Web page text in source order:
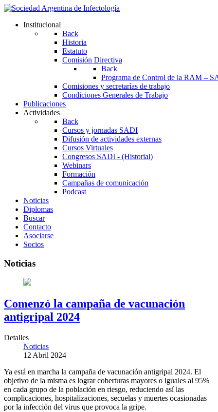
Institucional
Back
Historia
Estatuto
Comisión Directiva
Back
Programa de Control de la RAM –
Comisiones y secretarías de trabajo
Condiciones Generales de Trabajo
Publicaciones
Actividades
Back
Cursos y jornadas SADI
Difusión de actividades externas
Cursos Virtuales
Congresos SADI - (Historial)
Webinars
Formación
Campañas de comunicación
Podcast
Noticias
Diplomas
Buscar
Contacto
Asociarse
Socios
Noticias
Comenzó la campaña de vacunación
antigripal 2024
Detalles
Noticias
12 Abril 2024
Ya está en marcha la campaña de vacunación antigripal 2024. El
objetivo de la misma es lograr coberturas mayores o iguales al 95%
en cada grupo de la población en riesgo, reduciendo así las
complicaciones, hospitalizaciones, secuelas y muertes ocasionadas
por la infección del virus que provoca la gripe.